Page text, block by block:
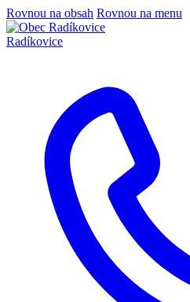
Rovnou na obsah Rovnou na menu
Radíkovice